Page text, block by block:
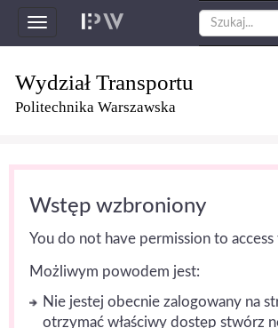
Toggle
navigation
Wydział Transportu
Politechnika Warszawska
Wstęp wzbroniony
You do not have permission to access
Możliwym powodem jest:
Nie jestej obecnie zalogowany na
otrzymać właściwy dostęp stwórz